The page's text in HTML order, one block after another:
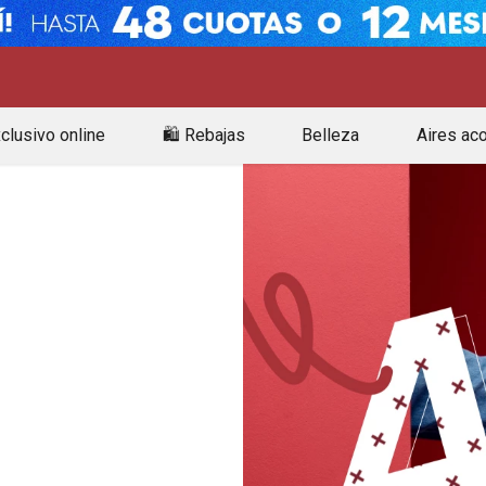
online 🛍️ Rebajas Belleza Aires